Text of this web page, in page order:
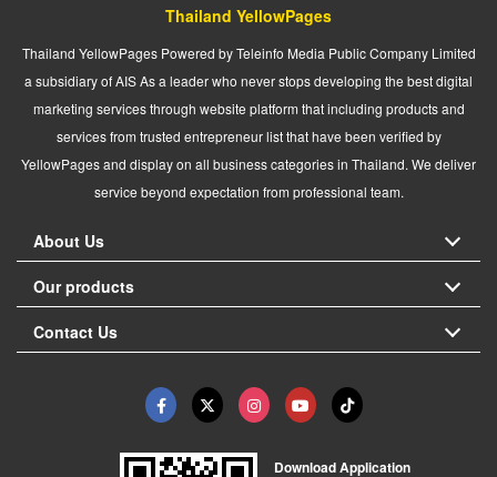
Thailand YellowPages
Thailand YellowPages Powered by Teleinfo Media Public Company Limited
a subsidiary of AIS As a leader who never stops developing the best digital
marketing services through website platform that including products and
services from trusted entrepreneur list that have been verified by
YellowPages and display on all business categories in Thailand. We deliver
service beyond expectation from professional team.
About Us
Our products
Contact Us
Download Application